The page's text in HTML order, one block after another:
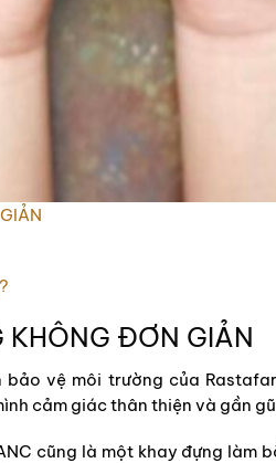
KHÔNG ĐƠN GIẢN
vệ môi trường của
cảm giác thân thiện và gần
cũng là một khay đựng làm